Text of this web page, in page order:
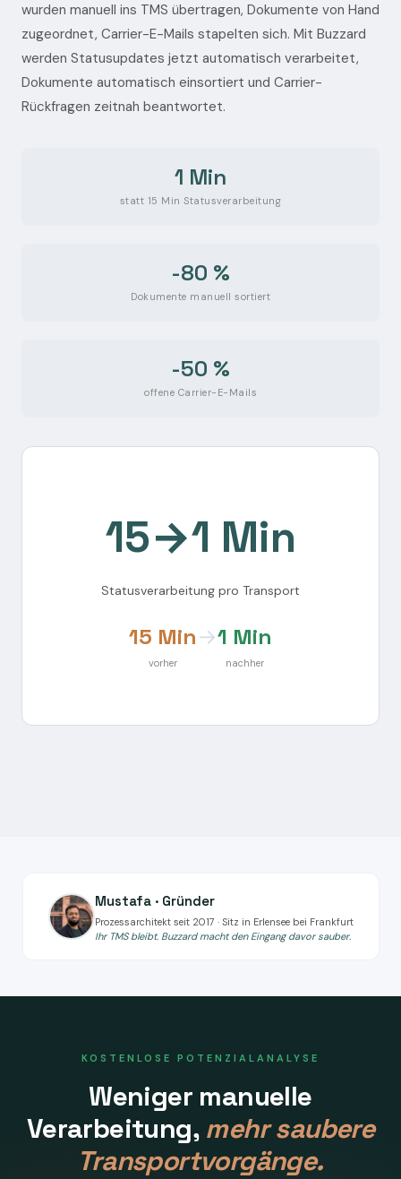
wurden manuell ins TMS übertragen, Dokumente von Hand
zugeordnet, Carrier-E-Mails stapelten sich. Mit Buzzard
werden Statusupdates jetzt automatisch verarbeitet,
Dokumente automatisch einsortiert und Carrier-
Rückfragen zeitnah beantwortet.
1 Min
statt 15 Min Statusverarbeitung
-80 %
Dokumente manuell sortiert
-50 %
offene Carrier-E-Mails
15→1 Min
Statusverarbeitung pro Transport
15 Min
vorher
→1 Min
nachher
Mustafa · Gründer
Prozessarchitekt seit 2017 · Sitz in Erlensee bei Frankfurt
Ihr TMS bleibt. Buzzard macht den Eingang davor sauber.
KOSTENLOSE POTENZIALANALYSE
Weniger manuelle
Verarbeitung, mehr saubere
Transportvorgänge.